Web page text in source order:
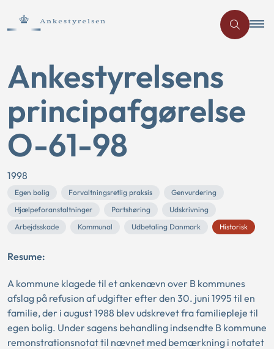
Ankestyrelsens
principafgørelse
O-61-98
1998
Egen bolig Forvaltningsretlig praksis
Genvurdering
Hjælpeforanstaltninger
Partshøring
Udskrivning
Arbejdsskade
Kommunal Udbetaling Danmark Historisk
Resume:
A kommune klagede til et ankenævn over B kommunes
afslag på refusion af udgifter efter den 30. juni 1995 til en
familie, der i august 1988 blev udskrevet fra familiepleje til
egen bolig. Under sagens behandling indsendte B kommune
remonstrationsnotat til nævnet med bemærkning i notatet